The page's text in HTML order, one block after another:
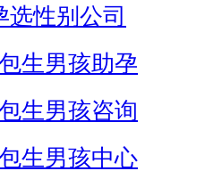
选性别公司
生男孩助孕
生男孩咨询
生男孩中心